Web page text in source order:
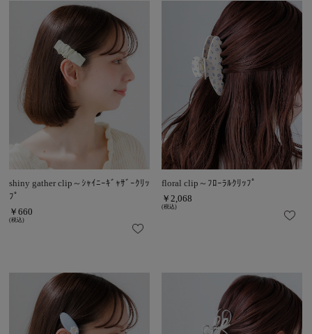
shiny gather clip～ｼｬｲﾆｰｷﾞｬｻﾞｰｸﾘｯ
ﾌﾟ
￥660
(税込)
floral clip～ﾌﾛｰﾗﾙｸﾘｯﾌﾟ
￥2,068
(税込)